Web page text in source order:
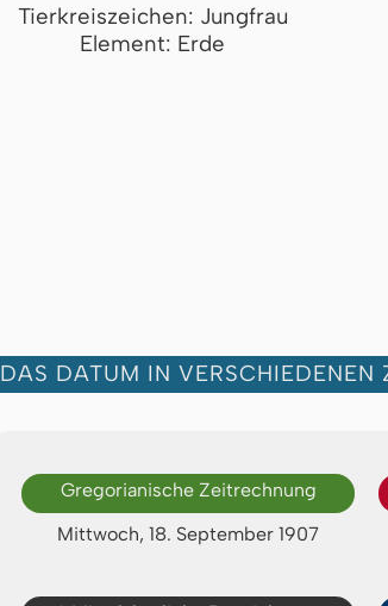
Tierkreiszeichen: Jungfrau
Element: Erde
DAS DATUM IN VERSCHIEDENEN
Gregorianische Zeitrechnung
Mittwoch, 18. September 1907